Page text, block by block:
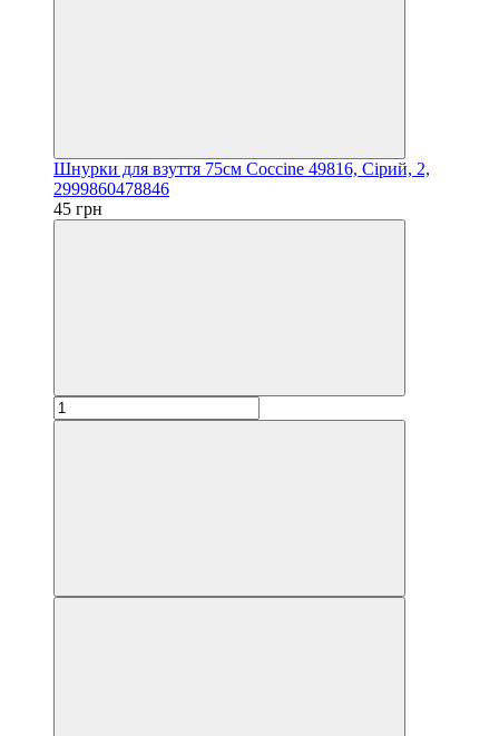
Шнурки для взуття 75см Coccine 49816, Сірий, 2,
2999860478846
45 грн